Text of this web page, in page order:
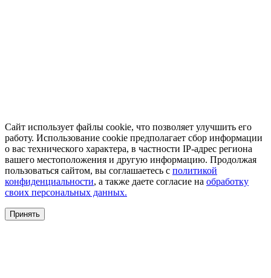
Сайт использует файлы cookie, что позволяет улучшить его
работу. Использование cookie предполагает сбор информации
о вас технического характера, в частности IP-адрес региона
вашего местоположения и другую информацию. Продолжая
пользоваться сайтом, вы соглашаетесь с политикой
конфиденциальности, а также даете согласие на обработку
своих персональных данных.
Принять